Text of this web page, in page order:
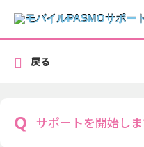
サポートを開始し
戻る